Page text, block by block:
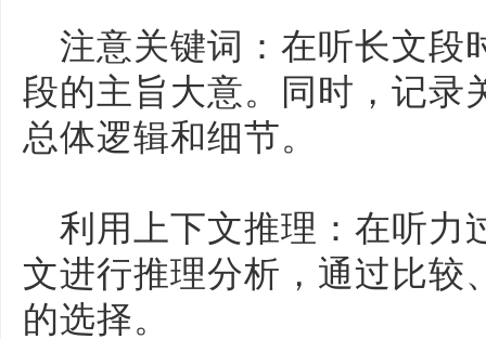
注意关键词：在听长文段
段的主旨大意。同时，记录
总体逻辑和细节。
利用上下文推理：在听力
文进行推理分析，通过比较
的选择。